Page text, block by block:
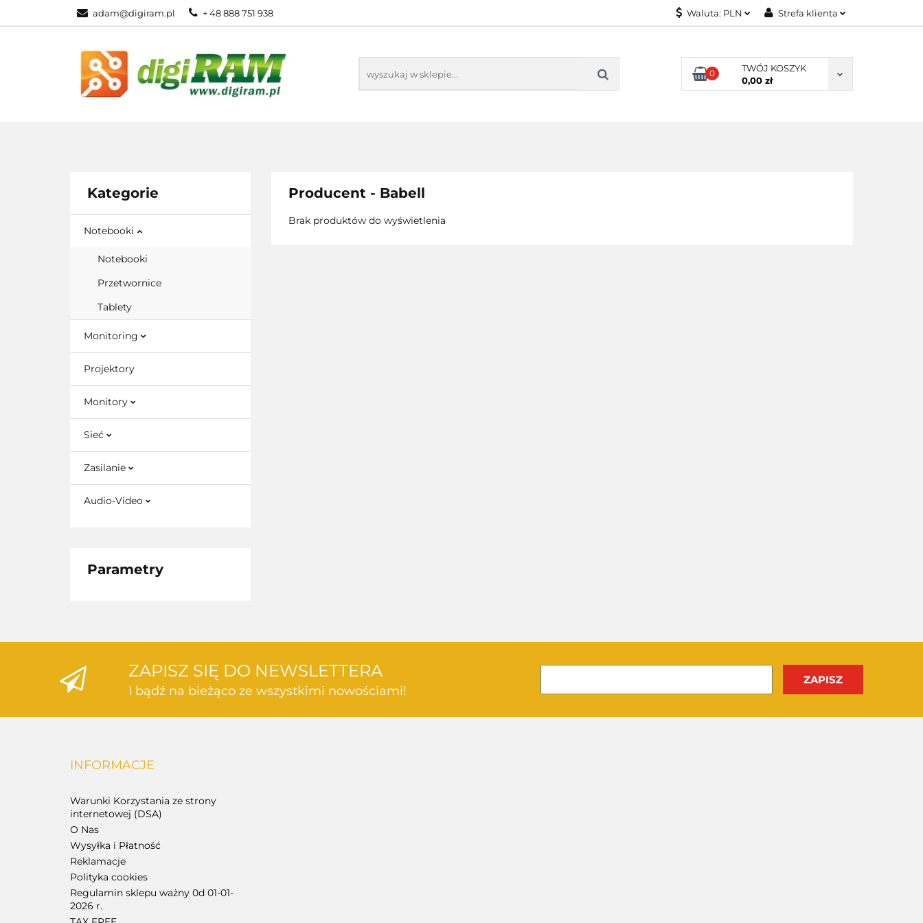
adam@digiram.pl + 48 888 751 938 Waluta: PLN
USD
EUR
Strefa klienta
Zarejestruj się
Dodaj zgłoszenie
0
TWÓJ KOSZYK
0,00 zł
SIEĆ MONITORING
Kategorie
Notebooki
Notebooki
Przetwornice
Tablety
Monitoring
Projektory
Monitory
Sieć
Zasilanie
Audio-Video
Parametry
Producent - Babell
Brak produktów do wyświetlenia
ZAPISZ SIĘ DO NEWSLETTERA
I bądź na bieżąco ze wszystkimi nowościami!
INFORMACJE
Warunki Korzystania ze strony
internetowej (DSA)
O Nas
Wysyłka i Płatność
Reklamacje
Polityka cookies
Regulamin sklepu ważny 0d 01-01-
2026 r.